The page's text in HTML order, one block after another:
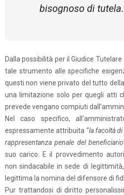
bisognoso di tutela.
Dalla possibilità per il Giudice
tale strumento alle specifiche
questi non viene privato del tutto
una limitazione solo per quegli atti
prevede vengano compiuti
Nel caso specifico,
espressamente attribuita “la facoltà
rappresentanza penale del beneficiario
suo carico. E il provvedimento
non sindacabile in sede di
legittima la nomina del difensore di
Pur trattandosi di diritto